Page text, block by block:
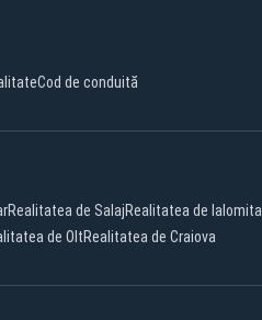
Cod de conduită
Realitatea de SalajRealitatea de Ialomita
de OltRealitatea de Craiova